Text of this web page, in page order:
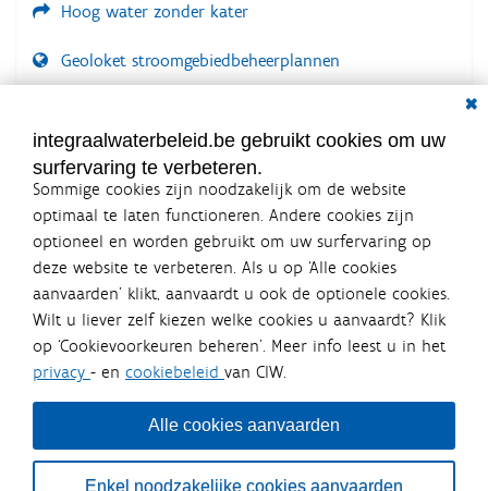
Hoog water zonder kater
Geoloket stroomgebiedbeheerplannen
LOGIN VEREIST
integraalwaterbeleid.be gebruikt cookies om uw
surfervaring te verbeteren.
Sommige cookies zijn noodzakelijk om de website
optimaal te laten functioneren. Andere cookies zijn
optioneel en worden gebruikt om uw surfervaring op
deze website te verbeteren. Als u op ‘Alle cookies
aanvaarden’ klikt, aanvaardt u ook de optionele cookies.
Wilt u liever zelf kiezen welke cookies u aanvaardt? Klik
op ‘Cookievoorkeuren beheren’. Meer info leest u in het
privacy - en cookiebeleid van CIW.
Alle cookies aanvaarden
Enkel noodzakelijke cookies aanvaarden
Integraalwaterbeleid.be is een
officiële website van de Vlaamse
overheid
uitgegeven door Coördinatiecommissie Integraal
Waterbeleid
De Coördinatiecommissie Integraal Waterbeleid (CIW) is een
bestuursniveaus die bij het waterbeleid betrokken zijn. Ook
waterbedrijven nemen deel aan het overleg. Deze
samenwerking zorgt voor een gecoördineerde en
geïntegreerde aanpak van het waterbeleid en waterbeheer